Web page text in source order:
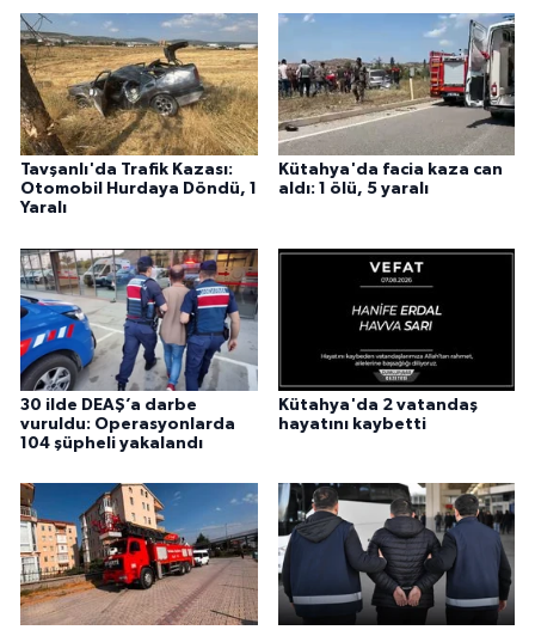
Tavşanlı'da Trafik Kazası:
Otomobil Hurdaya Döndü, 1
Yaralı
Kütahya'da facia kaza can
aldı: 1 ölü, 5 yaralı
30 ilde DEAŞ’a darbe
vuruldu: Operasyonlarda
104 şüpheli yakalandı
Kütahya'da 2 vatandaş
hayatını kaybetti